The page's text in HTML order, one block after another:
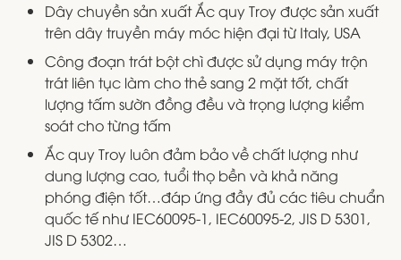
Dây chuyền sản xuất Ắc quy Troy được sản xuất
trên dây truyền máy móc hiện đại từ Italy, USA
Công đoạn trát bột chì được sử dụng máy trộn
trát liên tục làm cho thẻ sang 2 mặt tốt, chất
lượng tấm sườn đồng đều và trọng lượng kiểm
soát cho từng tấm
Ắc quy Troy luôn đảm bảo về chất lượng như
dung lượng cao, tuổi thọ bền và khả năng
phóng điện tốt…đáp ứng đầy đủ các tiêu chuẩn
quốc tế như IEC60095-1, IEC60095-2, JIS D 5301,
JIS D 5302…